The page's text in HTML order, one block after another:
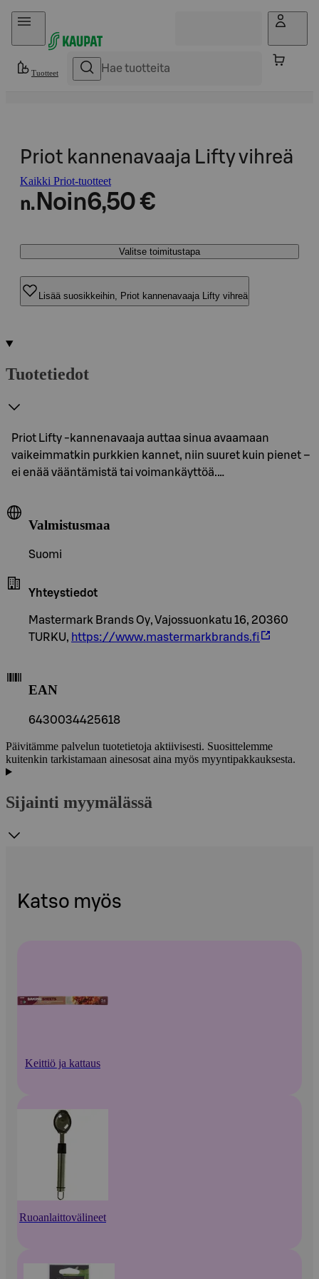
Hyppää sisältöön
Tuotteet
Priot kannenavaaja Lifty vihreä
Kaikki Priot-tuotteet
n. Noin6,50 €
Valitse toimitustapa
Lisää suosikkeihin, Priot kannenavaaja Lifty vihreä
Tuotetiedot
Priot Lifty -kannenavaaja auttaa sinua avaamaan
vaikeimmatkin purkkien kannet, niin suuret kuin pienet –
ei enää vääntämistä tai voimankäyttöä.…
Valmistusmaa
Suomi
Yhteystiedot
Mastermark Brands Oy, Vajossuonkatu 16, 20360
TURKU, https://www.mastermarkbrands.fi
EAN
6430034425618
Päivitämme palvelun tuotetietoja aktiivisesti. Suosittelemme
kuitenkin tarkistamaan ainesosat aina myös myyntipakkauksesta.
Sijainti myymälässä
Katso myös
Keittiö ja kattaus
Ruoanlaittovälineet